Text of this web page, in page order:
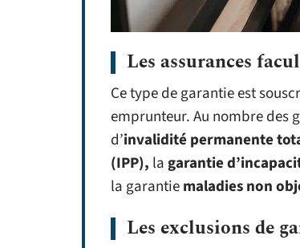
Les assurances
Ce type de garantie est
emprunteur. Au nombre des
d’invalidité permanente
(IPP), lagarantie
la garantiemaladies non
Les exclusions de